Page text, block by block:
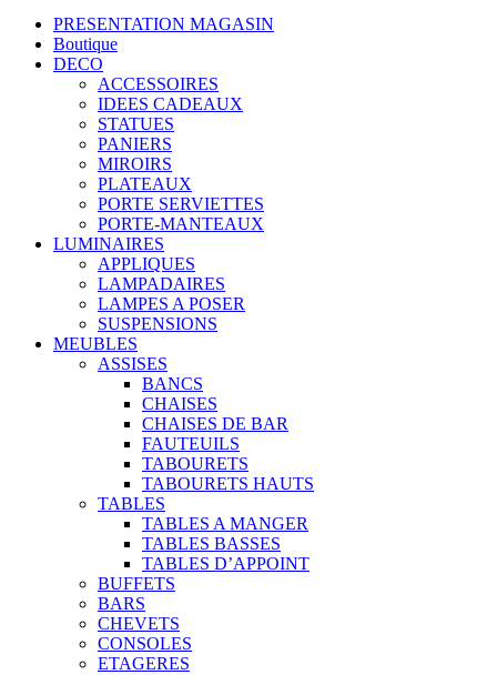
PRESENTATION MAGASIN
Boutique
DECO
ACCESSOIRES
IDEES CADEAUX
STATUES
PANIERS
MIROIRS
PLATEAUX
PORTE SERVIETTES
PORTE-MANTEAUX
LUMINAIRES
APPLIQUES
LAMPADAIRES
LAMPES A POSER
SUSPENSIONS
MEUBLES
ASSISES
BANCS
CHAISES
CHAISES DE BAR
FAUTEUILS
TABOURETS
TABOURETS HAUTS
TABLES
TABLES A MANGER
TABLES BASSES
TABLES D’APPOINT
BUFFETS
BARS
CHEVETS
CONSOLES
ETAGERES